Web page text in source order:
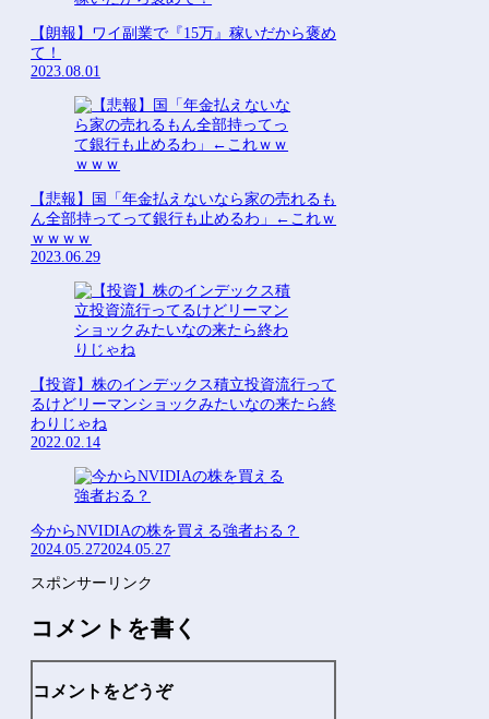
【朗報】ワイ副業で『15万』稼いだから褒め
て！
2023.08.01
【悲報】国「年金払えないなら家の売れるも
ん全部持ってって銀行も止めるわ」←これｗ
ｗｗｗｗ
2023.06.29
【投資】株のインデックス積立投資流行って
るけどリーマンショックみたいなの来たら終
わりじゃね
2022.02.14
今からNVIDIAの株を買える強者おる？
2024.05.272024.05.27
スポンサーリンク
コメントを書く
コメントをどうぞ